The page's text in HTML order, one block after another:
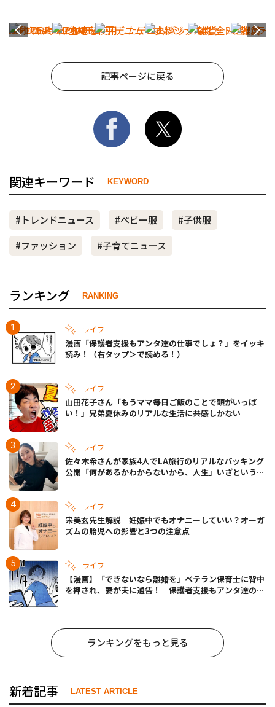
記事ページに戻る
関連キーワード KEYWORD
#トレンドニュース #ベビー服
#子供服
#ファッション
#子育てニュース
ランキング RANKING
ライフ
漫画「保護者支援もアンタ達の仕事でしょ？」をイッキ
読み！（右タップ＞で読める！）
ライフ
山田花子さん「もうママ毎日ご飯のことで頭がいっぱ
い！」兄弟夏休みのリアルな生活に共感しかない
ライフ
佐々木希さんが家族4人でLA旅行のリアルなパッキング
公開「何があるかわからないから、人生」いざというと
ライフ
宋美玄先生解説｜妊娠中でもオナニーしていい？オーガ
ズムの胎児への影響と3つの注意点
ライフ
【漫画】「できないなら離婚を」ベテラン保育士に背中
を押され、妻が夫に通告！｜保護者支援もアンタ達の仕
ランキングをもっと見る
新着記事 LATEST ARTICLE